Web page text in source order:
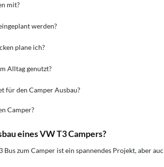
mit?
werden?
plane ich?
Alltag genutzt?
für den Camper Ausbau?
Camper?
eines VW T3 Campers?
Bus zum Camper ist ein spannendes Projekt, aber